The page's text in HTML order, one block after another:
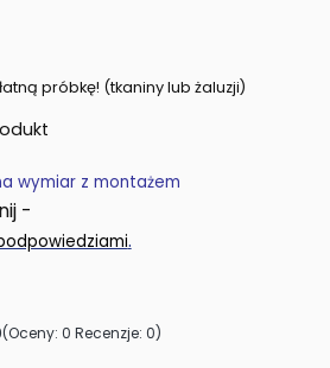
próbkę! (tkaniny lub żaluzji)
wymiar z montażem
-
.
(Oceny: 0 Recenzje: 0)